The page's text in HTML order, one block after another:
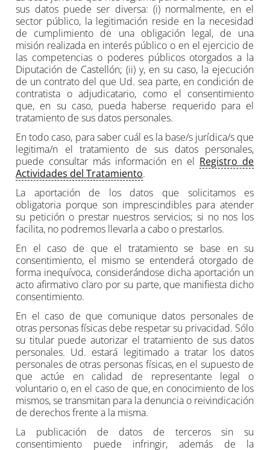
sus datos puede ser diversa: (i) normalmente, en el
sector público, la legitimación reside en la necesidad
de cumplimiento de una obligación legal, de una
misión realizada en interés público o en el ejercicio de
las competencias o poderes públicos otorgados a la
Diputación de Castellón; (ii) y, en su caso, la ejecución
de un contrato del que Ud. sea parte, en condición de
contratista o adjudicatario, como el consentimiento
que, en su caso, pueda haberse requerido para el
tratamiento de sus datos personales.
En todo caso, para saber cuál es la base/s jurídica/s que
legitima/n el tratamiento de sus datos personales,
puede consultar más información en el Registro de
Actividades del Tratamiento.
La aportación de los datos que solicitamos es
obligatoria porque son imprescindibles para atender
su petición o prestar nuestros servicios; si no nos los
facilita, no podremos llevarla a cabo o prestarlos.
En el caso de que el tratamiento se base en su
consentimiento, el mismo se entenderá otorgado de
forma inequívoca, considerándose dicha aportación un
acto afirmativo claro por su parte, que manifiesta dicho
consentimiento.
En el caso de que comunique datos personales de
otras personas físicas debe respetar su privacidad. Sólo
su titular puede autorizar el tratamiento de sus datos
personales. Ud. estará legitimado a tratar los datos
personales de otras personas físicas, en el supuesto de
que actúe en calidad de representante legal o
voluntario o, en el caso de que, en conocimiento de los
mismos, se transmitan para la denuncia o reivindicación
de derechos frente a la misma.
La publicación de datos de terceros sin su
consentimiento puede infringir, además de la